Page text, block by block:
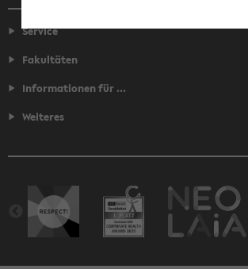
Service
Fakultäten
Informationen für ...
Weiteres